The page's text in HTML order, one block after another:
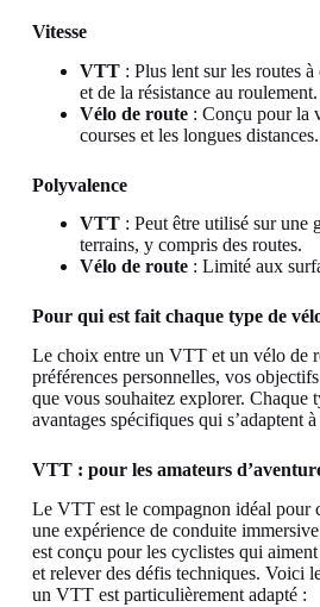
Vitesse
VTT: Plus lent sur les routes à
et de la résistance au roulement.
Vélo de route: Conçu pour la
courses et les longues distances.
Polyvalence
VTT: Peut être utilisé sur une
terrains, y compris des routes.
Vélo de route: Limité aux
Pour qui est fait chaque type de
Le choix entre un VTT et un vélo de
préférences personnelles, vos
que vous souhaitez explorer. Chaque
avantages spécifiques qui s’adaptent
VTT : pour les amateurs
Le VTT est le compagnon idéal pour
une expérience de conduite
est conçu pour les cyclistes qui
et relever des défis techniques. Voici
un VTT est particulièrement adapté :